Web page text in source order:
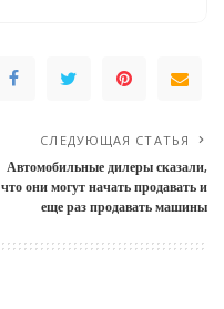
СЛЕДУЮЩАЯ СТАТЬЯ
Автомобильные дилеры сказали,
что они могут начать продавать и
еще раз продавать машины